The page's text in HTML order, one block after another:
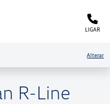
LIGAR
Alterar
R-Line